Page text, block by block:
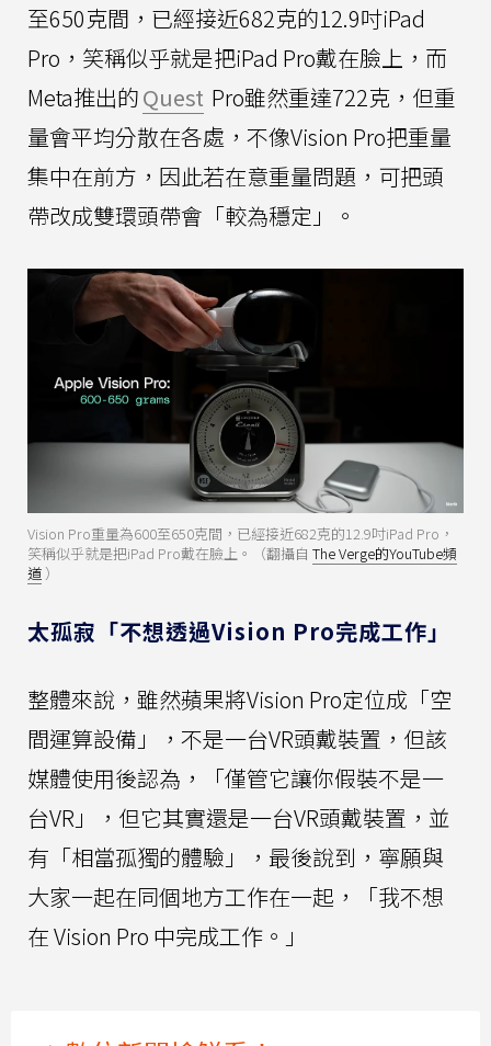
至650克間，已經接近682克的12.9吋iPad
Pro，笑稱似乎就是把iPad Pro戴在臉上，而
Meta推出的Quest Pro雖然重達722克，但重
量會平均分散在各處，不像Vision Pro把重量
集中在前方，因此若在意重量問題，可把頭
帶改成雙環頭帶會「較為穩定」。
Vision Pro重量為600至650克間，已經接近682克的12.9吋iPad Pro，
笑稱似乎就是把iPad Pro戴在臉上。（翻攝自 The Verge的YouTube頻
道 ）
太孤寂「不想透過Vision Pro完成工作」
整體來說，雖然蘋果將Vision Pro定位成「空
間運算設備」，不是一台VR頭戴裝置，但該
媒體使用後認為，「僅管它讓你假裝不是一
台VR」，但它其實還是一台VR頭戴裝置，並
有「相當孤獨的體驗」，最後說到，寧願與
大家一起在同個地方工作在一起，「我不想
在 Vision Pro 中完成工作。」